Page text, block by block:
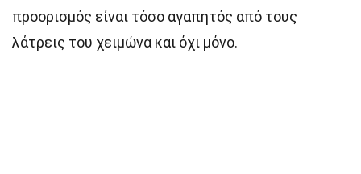
προορισμός είναι τόσο αγαπητός από τους
λάτρεις του χειμώνα και όχι μόνο.